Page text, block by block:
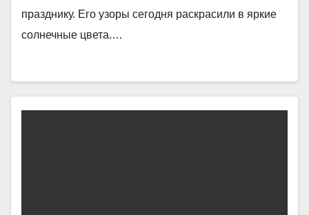
празднику. Его узоры сегодня раскрасили в яркие
солнечные цвета.…